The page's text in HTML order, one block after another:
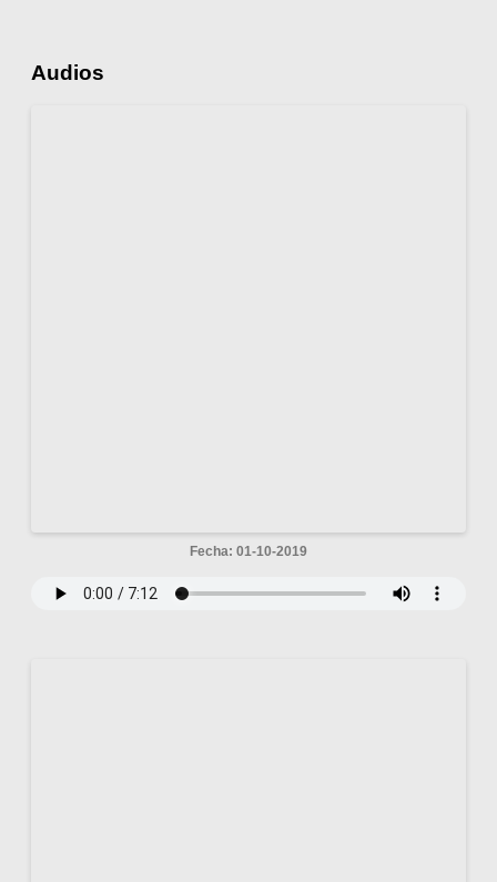
Audios
Fecha: 01-10-2019